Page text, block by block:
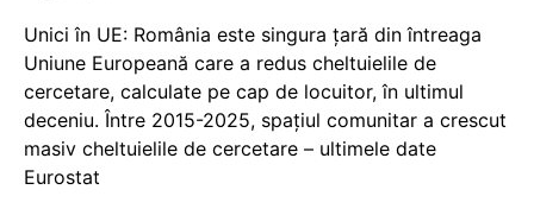
Unici în UE: România este singura țară din întreaga
Uniune Europeană care a redus cheltuielile de
cercetare, calculate pe cap de locuitor, în ultimul
deceniu. Între 2015-2025, spațiul comunitar a crescut
masiv cheltuielile de cercetare – ultimele date
Eurostat